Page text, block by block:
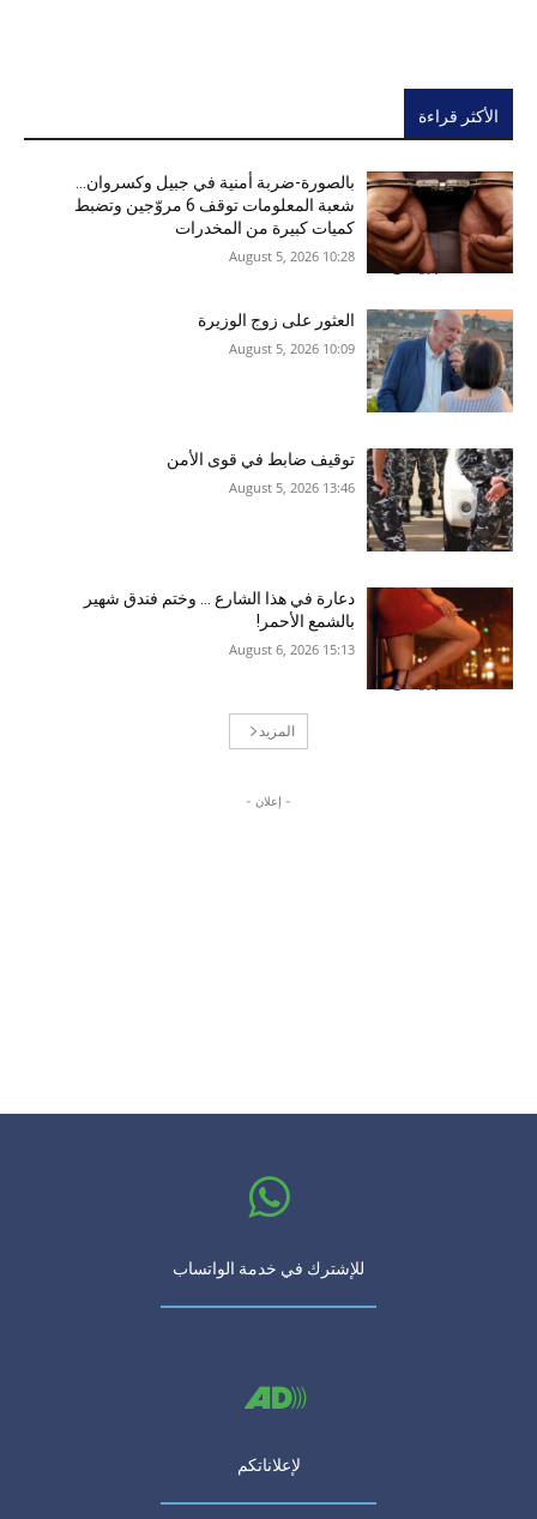
الأكثر قراءة
بالصورة-ضربة أمنية في جبيل وكسروان…
شعبة المعلومات توقف 6 مروّجين وتضبط
كميات كبيرة من المخدرات
10:28 2026 ,August 5
العثور على زوج الوزيرة
10:09 2026 ,August 5
توقيف ضابط في قوى الأمن
13:46 2026 ,August 5
دعارة في هذا الشارع … وختم فندق شهير
بالشمع الأحمر!
15:13 2026 ,August 6
المزيد
- إعلان -
للإشترك في خدمة الواتساب
لإعلاناتكم